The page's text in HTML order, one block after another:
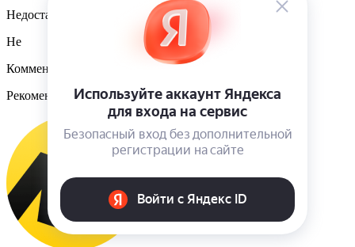
Недостатки
Не
Комментарий
Рекомендую к покупке